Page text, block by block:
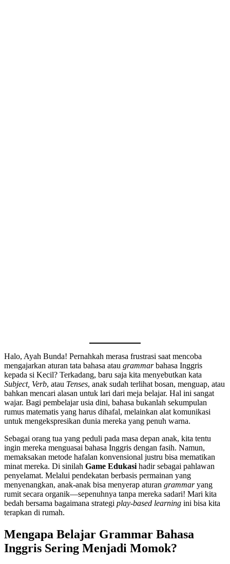
Halo, Ayah Bunda! Pernahkah merasa frustrasi saat mencoba
mengajarkan aturan tata bahasa atau grammarbahasa Inggris
kepada si Kecil? Terkadang, baru saja kita menyebutkan kata
Subject, Verb, atau Tenses, anak sudah terlihat bosan, menguap, atau
bahkan mencari alasan untuk lari dari meja belajar. Hal ini sangat
wajar. Bagi pembelajar usia dini, bahasa bukanlah sekumpulan
rumus matematis yang harus dihafal, melainkan alat komunikasi
untuk mengekspresikan dunia mereka yang penuh warna.
Sebagai orang tua yang peduli pada masa depan anak, kita tentu
ingin mereka menguasai bahasa Inggris dengan fasih. Namun,
memaksakan metode hafalan konvensional justru bisa mematikan
minat mereka. Di sinilah Game Edukasi hadir sebagai pahlawan
penyelamat. Melalui pendekatan berbasis permainan yang
menyenangkan, anak-anak bisa menyerap aturan grammaryang
rumit secara organik—sepenuhnya tanpa mereka sadari! Mari kita
bedah bersama bagaimana strategi play-based learning ini bisa kita
terapkan di rumah.
Mengapa Belajar Grammar Bahasa
Inggris Sering Menjadi Momok?